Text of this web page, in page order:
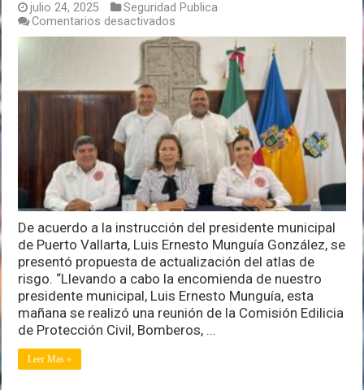
julio 24, 2025
Seguridad Publica
Comentarios desactivados
Presentan
propuesta
de
actualización
de
atlas
de
riesgos
De acuerdo a la instrucción del presidente municipal
de Puerto Vallarta, Luis Ernesto Munguía González, se
presentó propuesta de actualización del atlas de
risgo. “Llevando a cabo la encomienda de nuestro
presidente municipal, Luis Ernesto Munguía, esta
mañana se realizó una reunión de la Comisión Edilicia
de Protección Civil, Bomberos, …
Leer Mas »